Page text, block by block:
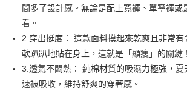
AFTEE先享後付
相關說明
【關於「AFTEE先享後付」】
AFTEE先享後付是「在收到商品之後才付款」的支付
便利好安心！
１．簡單：不需註冊會員、不需綁卡、不需儲值。
２．便利：只要手機號碼，簡訊認證，即可結帳。
ATM付款
運送方式
間多了設計感。無論是配上寬褲、單寧褲或
看。
2.穿出挺度： 這款面料摸起來乾爽且非常
軟趴趴地貼在身上，這就是「顯瘦」的關鍵！
3.透氣不悶熱： 純棉材質的吸濕力極強，
速被吸收，維持舒爽的穿著感。